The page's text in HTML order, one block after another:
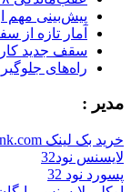
پیش‌بینی مهم
آمار تازه از
سقف جدید
راه‌های
مدیر :
خرید بک لینک behtarinbacklink.com
لایسنس نود32
پسورد نود 32